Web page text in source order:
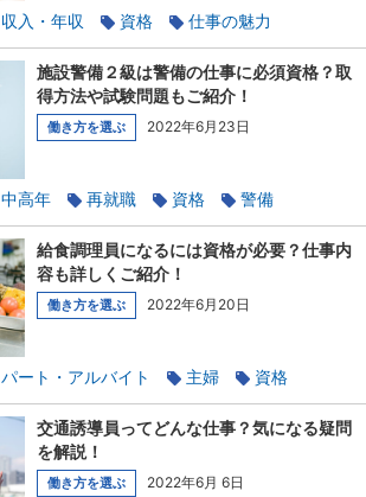
収入・年収 資格
仕事の魅力
施設警備２級は警備の仕事に必須資格？取
得方法や試験問題もご紹介！
働き方を選ぶ 2022年6月23日
中高年 再就職 資格 警備
給食調理員になるには資格が必要？仕事内
容も詳しくご紹介！
働き方を選ぶ 2022年6月20日
パート・アルバイト 主婦
資格
交通誘導員ってどんな仕事？気になる疑問
を解説！
働き方を選ぶ 2022年6月 6日